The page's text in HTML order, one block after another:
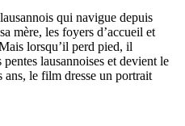
qui navigue depuis
mère, les foyers d’accueil et
lorsqu’il perd pied, il
lausannoises et devient le
le film dresse un portrait